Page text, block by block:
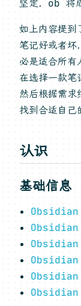
坚定，ob 将
如上内容提到
笔记好或者
必是适合所有
在选择一款笔
然后根据需求
找到合适自己
认识
基础信息
Obsidian
Obsidian
Obsidian
Obsidian
Obsidian
Obsidian